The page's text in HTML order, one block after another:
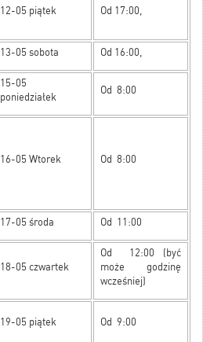
12-05 piątek Od 17:00,
13-05 sobota Od 16:00,
15-05
poniedziałek
Od 8:00
16-05 Wtorek Od 8:00
17-05 środa Od 11:00
18-05 czwartek
Od 12:00 (być
może godzinę
wcześniej)
19-05 piątek Od 9:00